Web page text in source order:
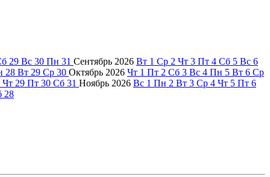
29 Вс 30 Пн 31 Сентябрь 2026 Вт 1 Ср 2 Чт 3 Пт 4 Сб 5 Вс 6
28 Вт 29 Ср 30 Октябрь 2026 Чт 1 Пт 2 Сб 3 Вс 4 Пн 5 Вт 6 Ср
Чт 29 Пт 30 Сб 31 Ноябрь 2026 Вс 1 Пн 2 Вт 3 Ср 4 Чт 5 Пт 6
28